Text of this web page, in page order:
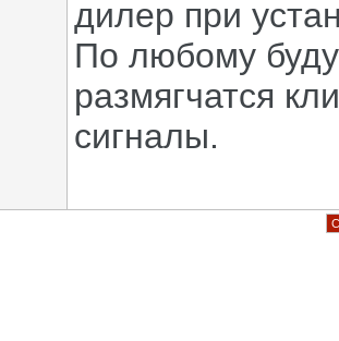
дилер при
По любому
размягчатся
сигналы.